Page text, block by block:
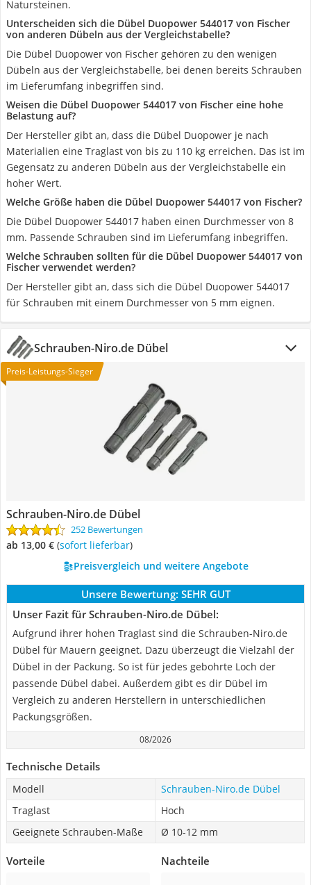
Natursteinen.
Unterscheiden sich die Dübel Duopower 544017 von Fischer
von anderen Dübeln aus der Vergleichstabelle?
Die Dübel Duopower von Fischer gehören zu den wenigen
Dübeln aus der Vergleichstabelle, bei denen bereits Schrauben
im Lieferumfang inbegriffen sind.
Weisen die Dübel Duopower 544017 von Fischer eine hohe
Belastung auf?
Der Hersteller gibt an, dass die Dübel Duopower je nach
Materialien eine Traglast von bis zu 110 kg erreichen. Das ist im
Gegensatz zu anderen Dübeln aus der Vergleichstabelle ein
hoher Wert.
Welche Größe haben die Dübel Duopower 544017 von Fischer?
Die Dübel Duopower 544017 haben einen Durchmesser von 8
mm. Passende Schrauben sind im Lieferumfang inbegriffen.
Welche Schrauben sollten für die Dübel Duopower 544017 von
Fischer verwendet werden?
Der Hersteller gibt an, dass sich die Dübel Duopower 544017
für Schrauben mit einem Durchmesser von 5 mm eignen.
Schrauben-Niro.de Dübel
Preis-Leistungs-Sieger
Schrauben-Niro.de Dübel
252 Bewertungen
ab 13,00 € ( Sofort lieferbar)
Preisvergleich und weitere Angebote
Unsere Bewertung: SEHR GUT
Unser Fazit für Schrauben-Niro.de Dübel:
Aufgrund ihrer hohen Traglast sind die Schrauben-Niro.de
Dübel für Mauern geeignet. Dazu überzeugt die Vielzahl der
Dübel in der Packung. So ist für jedes gebohrte Loch der
passende Dübel dabei. Außerdem gibt es dir Dübel im
Vergleich zu anderen Herstellern in unterschiedlichen
Packungsgrößen.
08/2026
Technische Details
Modell
Schrauben-Niro.de Dübel
Traglast
Hoch
Geeignete Schrauben-Maße
Ø 10-12 mm
Vorteile Nachteile